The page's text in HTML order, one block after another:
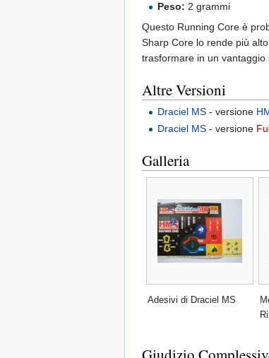
Peso: 2 grammi
Questo Running Core è
Sharp Core lo rende più
trasformare in un
Altre Versioni
Draciel MS - versione
Draciel MS - versione
Galleria
Adesivi di Draciel MS